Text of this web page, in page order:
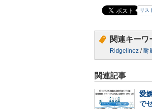
リス
関連キーワ
Ridgelinez /耐
関連記事
愛
で